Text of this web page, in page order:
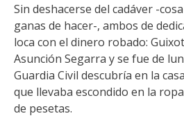
Sin deshacerse del cadáver -
ganas de hacer-, ambos de
loca con el dinero robado:
Asunción Segarra y se fue de
Guardia Civil descubría en la
que llevaba escondido en la
de pesetas.